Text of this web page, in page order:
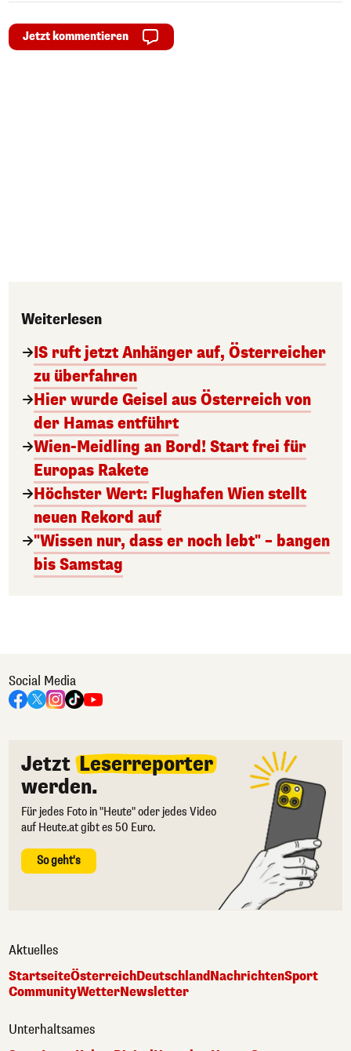
Jetzt kommentieren
Weiterlesen
IS ruft jetzt Anhänger auf, Österreicher
zu überfahren
Hier wurde Geisel aus Österreich von
der Hamas entführt
Wien-Meidling an Bord! Start frei für
Europas Rakete
Höchster Wert: Flughafen Wien stellt
neuen Rekord auf
"Wissen nur, dass er noch lebt" – bangen
bis Samstag
Social Media
Jetzt Leserreporter
werden.
Für jedes Foto in "Heute" oder jedes Video
auf Heute.at gibt es 50 Euro.
So geht's
Aktuelles
StartseiteÖsterreichDeutschlandNachrichtenSport
CommunityWetterNewsletter
Unterhaltsames